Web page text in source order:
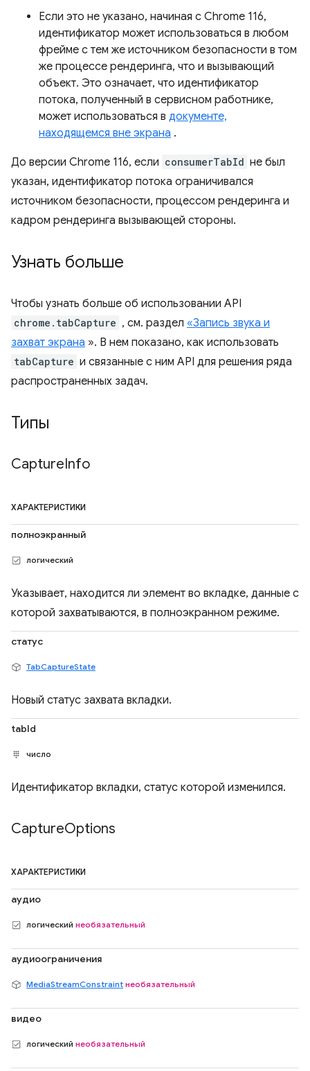
Если это не указано, начиная с Chrome 116,
идентификатор может использоваться в любом
фрейме с тем же источником безопасности в том
же процессе рендеринга, что и вызывающий
объект. Это означает, что идентификатор
потока, полученный в сервисном работнике,
может использоваться в документе,
находящемся вне экрана .
До версии Chrome 116, если consumerTabId не был
указан, идентификатор потока ограничивался
источником безопасности, процессом рендеринга и
кадром рендеринга вызывающей стороны.
Узнать больше
Чтобы узнать больше об использовании API
chrome.tabCapture , см. раздел «Запись звука и
захват экрана ». В нем показано, как использовать
tabCapture и связанные с ним API для решения ряда
распространенных задач.
Типы
CaptureInfo
ХАРАКТЕРИСТИКИ
полноэкранный
логический
Указывает, находится ли элемент во вкладке, данные с
которой захватываются, в полноэкранном режиме.
статус
TabCaptureState
Новый статус захвата вкладки.
tabId
число
Идентификатор вкладки, статус которой изменился.
CaptureOptions
ХАРАКТЕРИСТИКИ
аудио
логический необязательный
аудиоограничения
MediaStreamConstraint необязательный
видео
логический необязательный